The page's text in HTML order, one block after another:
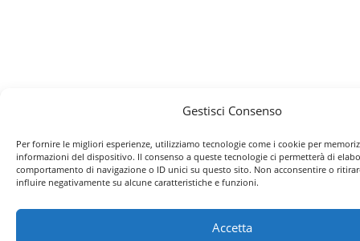
Gestisci Consenso
Per fornire le migliori esperienze, utilizziamo tecnologie come i cookie per
informazioni del dispositivo. Il consenso a queste tecnologie ci permetterà di
comportamento di navigazione o ID unici su questo sito. Non acconsentire o
influire negativamente su alcune caratteristiche e funzioni.
Accetta